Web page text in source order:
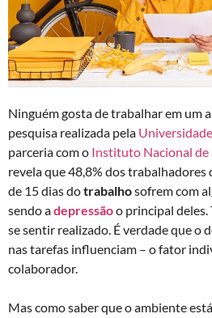
Ninguém gosta de trabalhar em um
pesquisa realizada pela
parceria com o Instituto Nacional de
revela que 48,8% dos trabalhadores
de 15 dias dotrabalhosofrem com
sendo adepressãoo principal deles.
se sentir realizado. É verdade que o
nas tarefas influenciam – o fator
colaborador.
Mas como saber que o ambiente